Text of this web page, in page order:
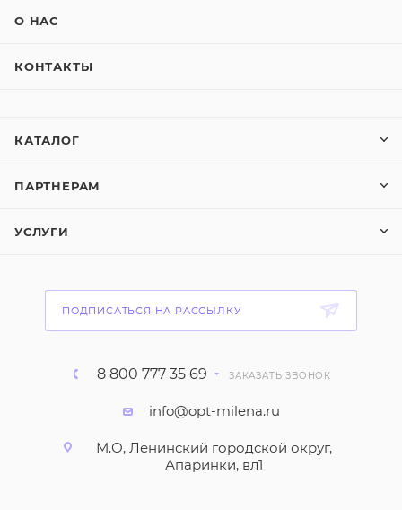
О НАС
КОНТАКТЫ
КАТАЛОГ
ПАРТНЕРАМ
УСЛУГИ
ПОДПИСАТЬСЯ НА РАССЫЛКУ
8 800 777 35 69 ЗАКАЗАТЬ ЗВОНОК
info@opt-milena.ru
М.О, Ленинский городской округ,
Апаринки, вл1